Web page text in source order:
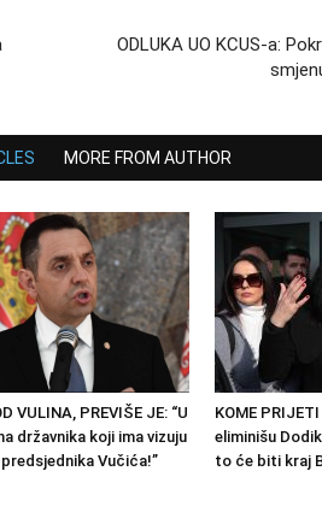
ODLUKA UO KCUS-a:
MORE FROM AUTHOR
VULINA, PREVIŠE JE: “U
državnika koji ima vizuju
Vučića!”
KOME
eliminišu
to će biti kraj